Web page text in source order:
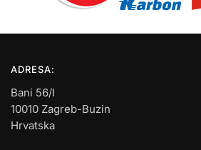
ADRESA:
Bani 56/I
10010 Zagreb-Buzin
Hrvatska